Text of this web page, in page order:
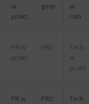
w
prakt.
gosp
w
roln
PR w
prakt.
PRD
Tech.
w
prakt.
PR w
PRD
Tech.